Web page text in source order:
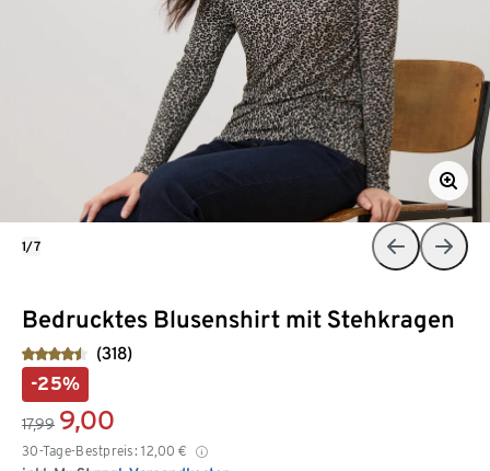
Bedrucktes Blusenshirt mit Stehkragen
(318)
-25%
17,99 9,00
30-Tage-Bestpreis: 12,00 €
1/7